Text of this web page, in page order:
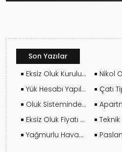
Son Yazılar
Eksiz Oluk Kurulumunda Dikkat Edilmesi Gereken 10 Kritik Nokta
Yük Hesabı Yapılmadan Kuruluma Başlanmamalı
Oluk Sisteminde İniş Borusu Sayısı Nasıl Belirlenir?
Eksiz Oluk Fiyatı Nasıl Hesaplanır?
Yağmurlu Havada Oluk Tamiri Yapılır Mı?